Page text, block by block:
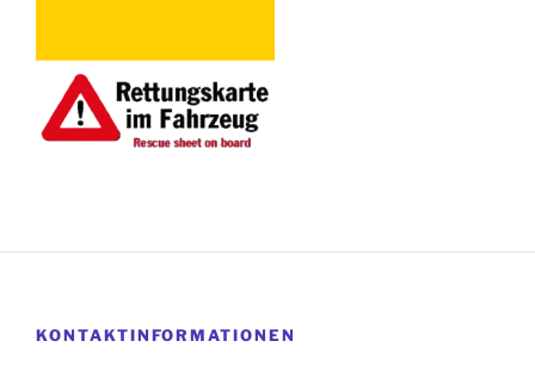
KONTAKTINFORMATIONEN